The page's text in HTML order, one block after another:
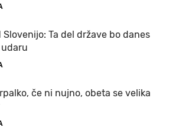
Slovenijo: Ta del države bo danes
če ni nujno, obeta se velika